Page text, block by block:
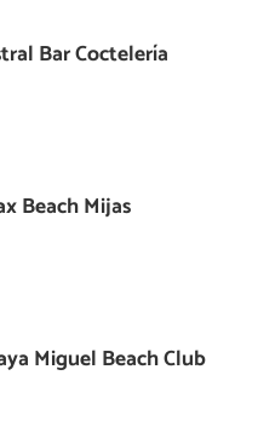
Bar Coctelería
Beach Mijas
Miguel Beach Club